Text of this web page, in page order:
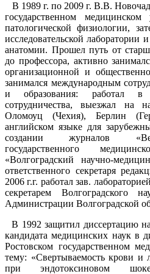
В 1989 г. по 2009 г. В.В.
государственном
патологической физиологии,
исследовательской лаборатории
анатомии. Прошел путь от
до профессора, активно
организационной и
занимался международным
и образования: работал в
сотрудничества, выезжал на
Оломоуц (Чехия), Берлин
английском языке для
создании журналов
государственного
«Волгоградский научно-
ответственного секретаря
2006 г.г. работал зав.
секретарем
Администрации Волгоградской
В 1992 защитил диссертацию
кандидата медицинских наук в
Ростовском государственном
тему: «Свертываемость крови и
при эндотоксиновом